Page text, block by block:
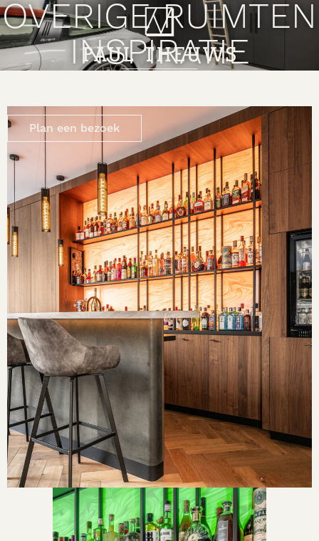
Plan een bezoek
OVERIGE RUIMTEN
INSPIRATIE